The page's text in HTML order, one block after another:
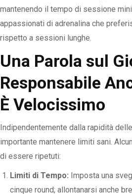
mantenendo il tempo di sessione
appassionati di adrenalina che
rispetto a sessioni lunghe.
Una Parola sul
Responsabile
È Velocissimo
Indipendentemente dalla rapidità
importante mantenere limiti sani.
di essere ripetuti:
Limiti di Tempo: Imposta una
cinque round; allontanarsi anche